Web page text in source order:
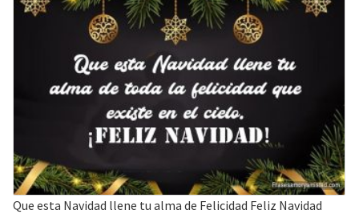
Que esta Navidad llene tu alma de Felicidad Feliz Navidad